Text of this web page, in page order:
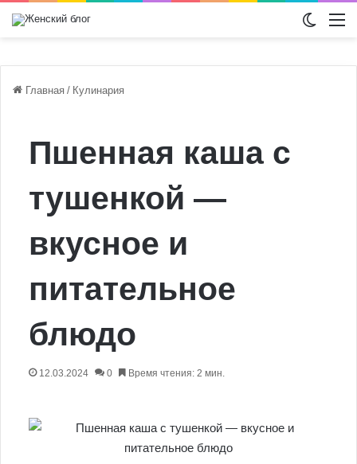
Главная / Кулинария
Пшенная каша с
тушенкой —
вкусное и
питательное
блюдо
12.03.2024 0 Время чтения: 2 мин.